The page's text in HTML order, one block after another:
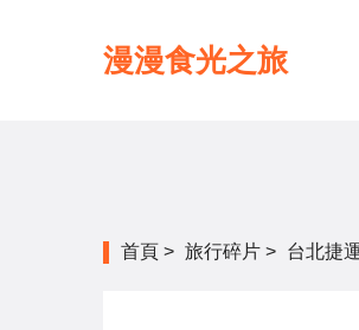
漫漫食光之旅
首頁 > 旅行碎片 > 台北捷